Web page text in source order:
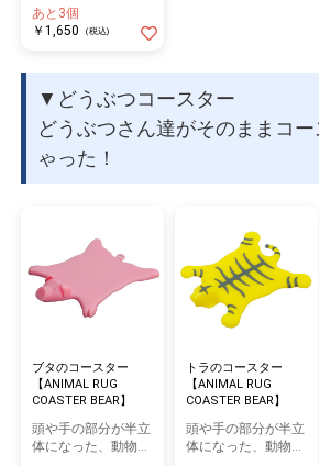
あと3個
￥1,650
(税込)
▼どうぶつコースター
どうぶつさん達がそのままコ
ゃった！
ブタのコースター
【ANIMAL RUG
COASTER BEAR】
頭や手の部分が半立
体になった、動物の
トラのコースター
【ANIMAL RUG
COASTER BEAR】
頭や手の部分が半立
体になった、動物の